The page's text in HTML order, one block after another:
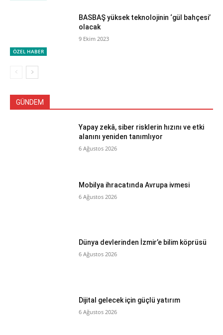
ÖZEL HABER
BASBAŞ yüksek teknolojinin ‘gül bahçesi’
olacak
9 Ekim 2023
GÜNDEM
Yapay zekâ, siber risklerin hızını ve etki
alanını yeniden tanımlıyor
6 Ağustos 2026
Mobilya ihracatında Avrupa ivmesi
6 Ağustos 2026
Dünya devlerinden İzmir’e bilim köprüsü
6 Ağustos 2026
Dijital gelecek için güçlü yatırım
6 Ağustos 2026